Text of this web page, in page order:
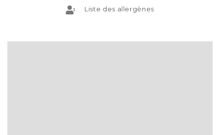
Liste des allergènes